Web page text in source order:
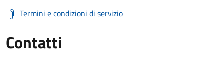
Termini e condizioni di servizio
Contatti